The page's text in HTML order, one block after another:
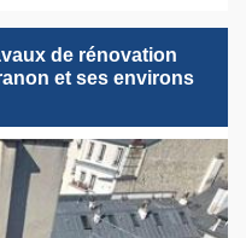
de rénovation
et ses environs